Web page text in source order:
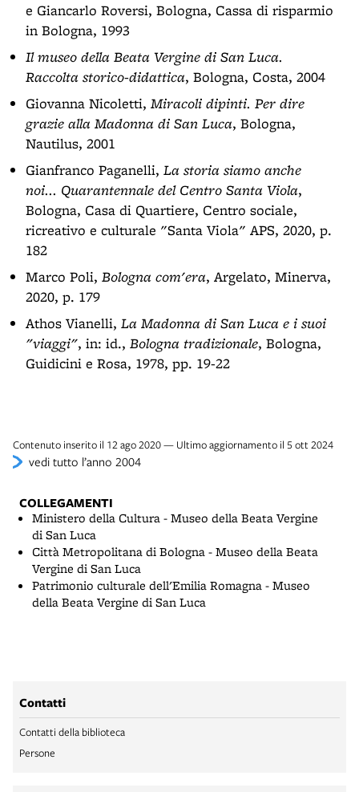
e Giancarlo Roversi, Bologna, Cassa di risparmio
in Bologna, 1993
Il museo della Beata Vergine di San Luca.
Raccolta storico-didattica, Bologna, Costa, 2004
Giovanna Nicoletti, Miracoli dipinti. Per dire
grazie alla Madonna di San Luca, Bologna,
Nautilus, 2001
Gianfranco Paganelli, La storia siamo anche
noi... Quarantennale del Centro Santa Viola,
Bologna, Casa di Quartiere, Centro sociale,
ricreativo e culturale "Santa Viola" APS, 2020, p.
182
Marco Poli, Bologna com'era, Argelato, Minerva,
2020, p. 179
Athos Vianelli, La Madonna di San Luca e i suoi
"viaggi", in: id., Bologna tradizionale, Bologna,
Guidicini e Rosa, 1978, pp. 19-22
Contenuto inserito il 12 ago 2020 — Ultimo aggiornamento il 5 ott 2024
vedi tutto l’anno 2004
COLLEGAMENTI
Ministero della Cultura - Museo della Beata Vergine
di San Luca
Città Metropolitana di Bologna - Museo della Beata
Vergine di San Luca
Patrimonio culturale dell'Emilia Romagna - Museo
della Beata Vergine di San Luca
Contatti
Contatti della biblioteca
Persone